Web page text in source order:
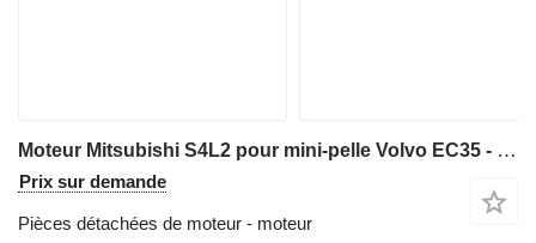
Moteur Mitsubishi S4L2 pour mini-pelle Volvo EC35 - S4L2
Prix sur demande
Pièces détachées de moteur - moteur